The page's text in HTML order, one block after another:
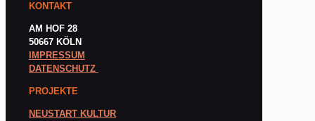
KONTAKT
AM HOF 28
50667 KÖLN
IMPRESSUM
DATENSCHUTZ
PROJEKTE
NEUSTART KULTUR